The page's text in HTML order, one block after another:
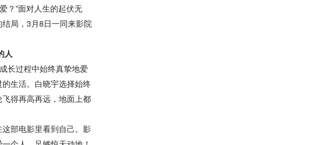
？”面对人生的起伏无
局，3月8日一同来影院
人
长过程中始终真挚地爱
生活。白晓宇选择始终
得再高再远，地面上都
部电影里看到自己。影